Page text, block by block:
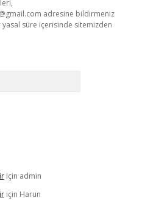
adresine bildirmeniz
süre içerisinde sitemizden
için admin
için Harun